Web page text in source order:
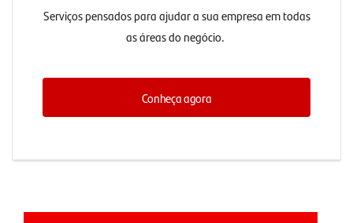
Serviços pensados para ajudar a sua empresa em todas
as áreas do negócio.
Conheça agora